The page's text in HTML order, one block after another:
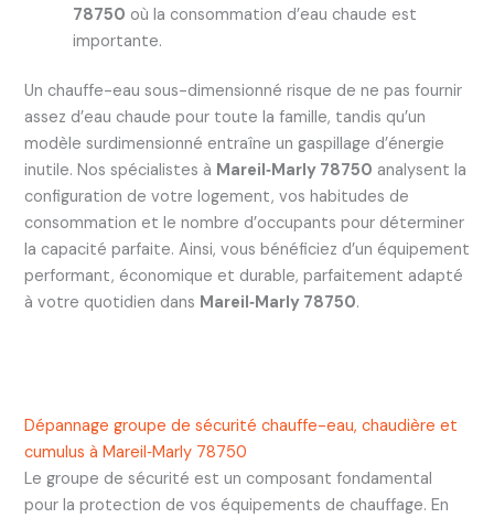
78750 où la consommation d’eau chaude est
importante.
Un chauffe-eau sous-dimensionné risque de ne pas fournir
assez d’eau chaude pour toute la famille, tandis qu’un
modèle surdimensionné entraîne un gaspillage d’énergie
inutile. Nos spécialistes à Mareil‑Marly 78750 analysent la
configuration de votre logement, vos habitudes de
consommation et le nombre d’occupants pour déterminer
la capacité parfaite. Ainsi, vous bénéficiez d’un équipement
performant, économique et durable, parfaitement adapté
à votre quotidien dans Mareil‑Marly 78750.
Dépannage groupe de sécurité chauffe-eau, chaudière et
cumulus à Mareil‑Marly 78750
Le groupe de sécurité est un composant fondamental
pour la protection de vos équipements de chauffage. En